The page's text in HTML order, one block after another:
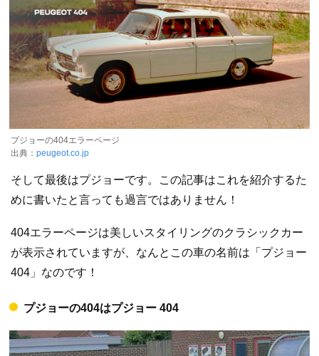
プジョーの404エラーページ
出典： peugeot.co.jp
そして最後はプジョーです。この記事はこれを紹介するた
めに書いたと言っても過言ではありません！
404エラーページは美しいスタイリングのクラシックカー
が表示されていますが、なんとこの車の名前は「プジョー
404」なのです！
プジョーの404はプジョー 404